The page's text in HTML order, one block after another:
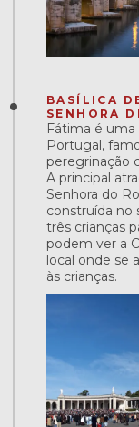
BASÍLICA
SENHORA
Fátima é
Portugal,
peregrinação
A principal
Senhora do
construída no
três crianças
podem ver a
local onde se
às crianças.